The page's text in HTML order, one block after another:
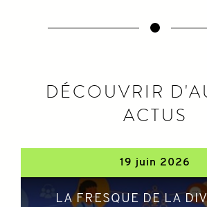
DÉCOUVRIR
ACTUS
19 juin 2026
LA FRESQUE DE LA